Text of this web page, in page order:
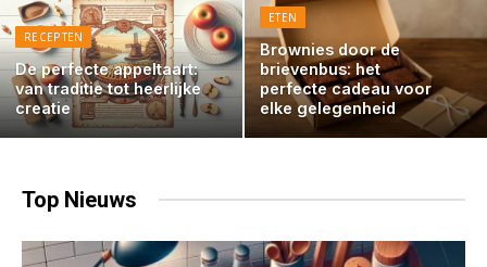
RECEPTEN
De perfecte appeltaart:
van traditie tot heerlijke
creatie
ETEN
Brownies door de
brievenbus: het
perfecte cadeau voor
elke gelegenheid
Top Nieuws